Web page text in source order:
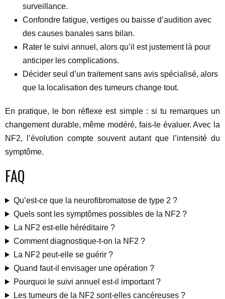
surveillance.
Confondre fatigue, vertiges ou baisse d’audition avec
des causes banales sans bilan.
Rater le suivi annuel, alors qu’il est justement là pour
anticiper les complications.
Décider seul d’un traitement sans avis spécialisé, alors
que la localisation des tumeurs change tout.
En pratique, le bon réflexe est simple : si tu remarques un
changement durable, même modéré, fais-le évaluer. Avec la
NF2, l’évolution compte souvent autant que l’intensité du
symptôme.
FAQ
Qu’est-ce que la neurofibromatose de type 2 ?
Quels sont les symptômes possibles de la NF2 ?
La NF2 est-elle héréditaire ?
Comment diagnostique-t-on la NF2 ?
La NF2 peut-elle se guérir ?
Quand faut-il envisager une opération ?
Pourquoi le suivi annuel est-il important ?
Les tumeurs de la NF2 sont-elles cancéreuses ?